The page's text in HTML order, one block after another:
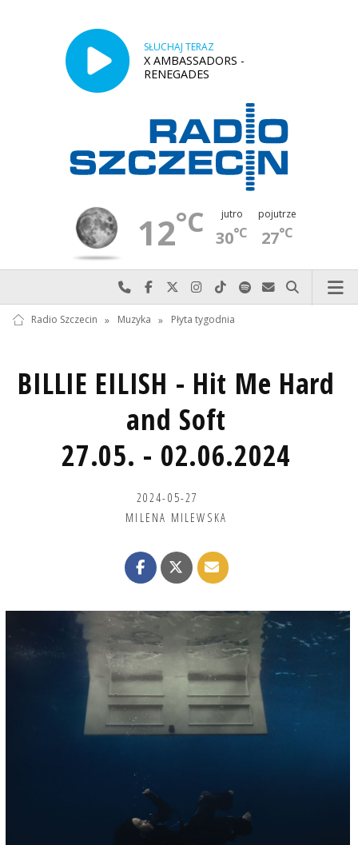
SŁUCHAJ TERAZ
X AMBASSADORS -
RENEGADES
12°C jutro
30°C
pojutrze
27°C
Najlepiej po prostu do nas zadzwoń
Odwiedź nas na Facebook-u
Odwiedź nas na X
Odwiedź nas na Instagram-ie
Odwiedź nas na TikTok-u
Szukaj nas na Spotify
Wyślij do nas
Szukaj
Radio Szczecin » Muzyka » Płyta tygodnia
BILLIE EILISH - Hit Me Hard
and Soft
27.05. - 02.06.2024
2024-05-27
MILENA MILEWSKA